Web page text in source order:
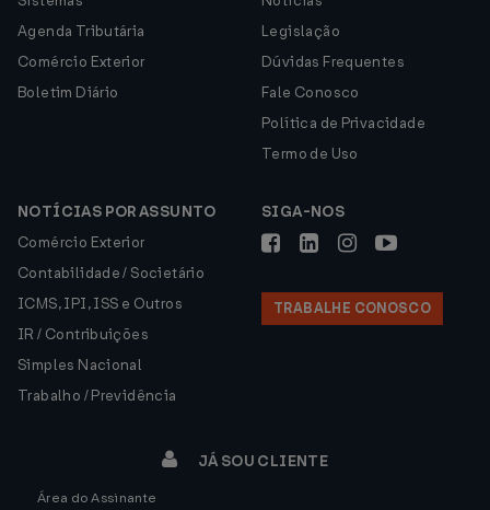
Agenda Tributária
Comércio Exterior
Boletim Diário
Legislação
Dúvidas Frequentes
Fale Conosco
Política de Privacidade
Termo de Uso
NOTÍCIAS POR ASSUNTO
Comércio Exterior
Contabilidade / Societário
ICMS, IPI, ISS e Outros
IR / Contribuições
Simples Nacional
Trabalho / Previdência
SIGA-NOS
TRABALHE CONOSCO
JÁ SOU CLIENTE
Área do Assinante